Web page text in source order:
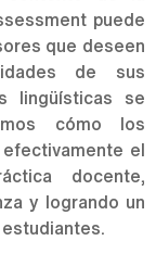
puede
que deseen
de sus
lingüísticas se
cómo los
el
docente,
y logrando un